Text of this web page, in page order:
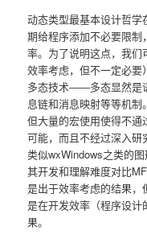
动态类型最基本设计哲
期给程序添加不必要限
率。为了说明这点，我
效率考虑，但不一定必
多态技术――多态显然是
息链和消息映射等等机制
但大量的宏使用使得不
可能，而且不经过深入研
类似wxWindows之类的
其开发和理解难度对比
是出于效率考虑的结果
是在开发效率（程序设
果。